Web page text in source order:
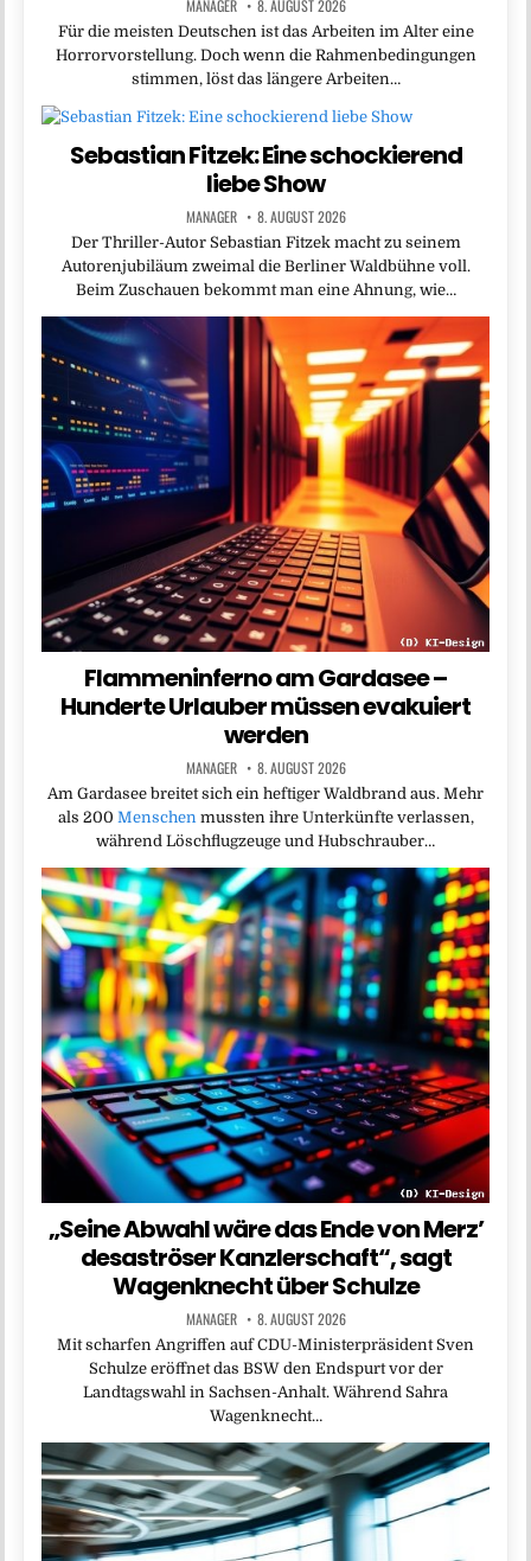
MANAGER 8. AUGUST 2026
Für die meisten Deutschen ist das Arbeiten im Alter eine
Horrorvorstellung. Doch wenn die Rahmenbedingungen
stimmen, löst das längere Arbeiten…
Sebastian Fitzek: Eine schockierend
liebe Show
MANAGER 8. AUGUST 2026
Der Thriller-Autor Sebastian Fitzek macht zu seinem
Autorenjubiläum zweimal die Berliner Waldbühne voll.
Beim Zuschauen bekommt man eine Ahnung, wie…
Flammeninferno am Gardasee –
Hunderte Urlauber müssen evakuiert
werden
MANAGER 8. AUGUST 2026
Am Gardasee breitet sich ein heftiger Waldbrand aus. Mehr
als 200 Menschen mussten ihre Unterkünfte verlassen,
während Löschflugzeuge und Hubschrauber…
„Seine Abwahl wäre das Ende von Merz’
desaströser Kanzlerschaft“, sagt
Wagenknecht über Schulze
MANAGER 8. AUGUST 2026
Mit scharfen Angriffen auf CDU-Ministerpräsident Sven
Schulze eröffnet das BSW den Endspurt vor der
Landtagswahl in Sachsen-Anhalt. Während Sahra
Wagenknecht…